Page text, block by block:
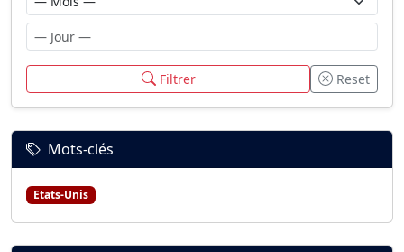
Filtrer Reset
Mots-clés
Etats-Unis